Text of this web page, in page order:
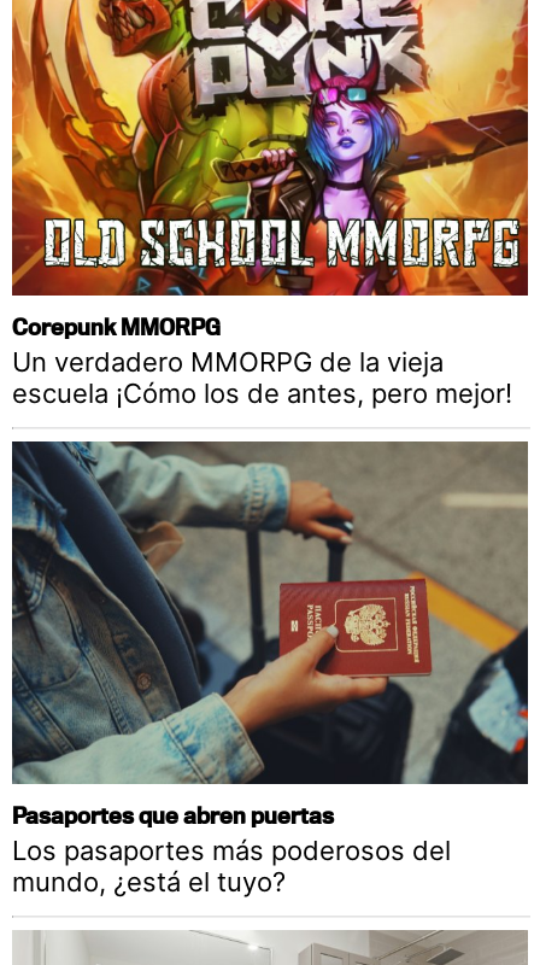
Corepunk MMORPG
Un verdadero MMORPG de la vieja
escuela ¡Cómo los de antes, pero mejor!
Pasaportes que abren puertas
Los pasaportes más poderosos del
mundo, ¿está el tuyo?